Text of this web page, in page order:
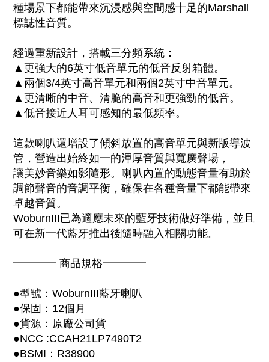
種場景下都能帶來沉浸感與空間感十足的Marshall
標誌性音質。
經過重新設計，搭載三分頻系統：
▲更強大的6英寸低音單元的低音反射箱體。
▲兩個3/4英寸高音單元和兩個2英寸中音單元。
▲更清晰的中音、清脆的高音和更強勁的低音。
▲低音接近人耳可感知的最低頻率。
這款喇叭還增設了傾斜放置的高音單元與新版導波
管，營造出始終如一的渾厚音質與寬廣聲場，
讓美妙音樂如影隨形。喇叭內置的動態音量有助於
調節聲音的音調平衡，確保在各種音量下都能帶來
卓越音質。
WoburnIII已為適應未來的藍牙技術做好準備，並且
可在新一代藍牙推出後隨時融入相關功能。
━━━━ 商品規格━━━━
●型號：WoburnIII藍牙喇叭
●保固：12個月
●貨源：原廠公司貨
●NCC :CCAH21LP7490T2
●BSMI：R38900